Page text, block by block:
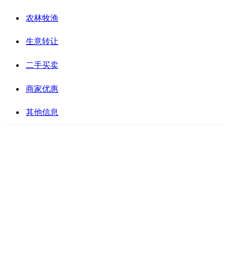
农林牧渔
生意转让
二手买卖
商家优惠
其他信息